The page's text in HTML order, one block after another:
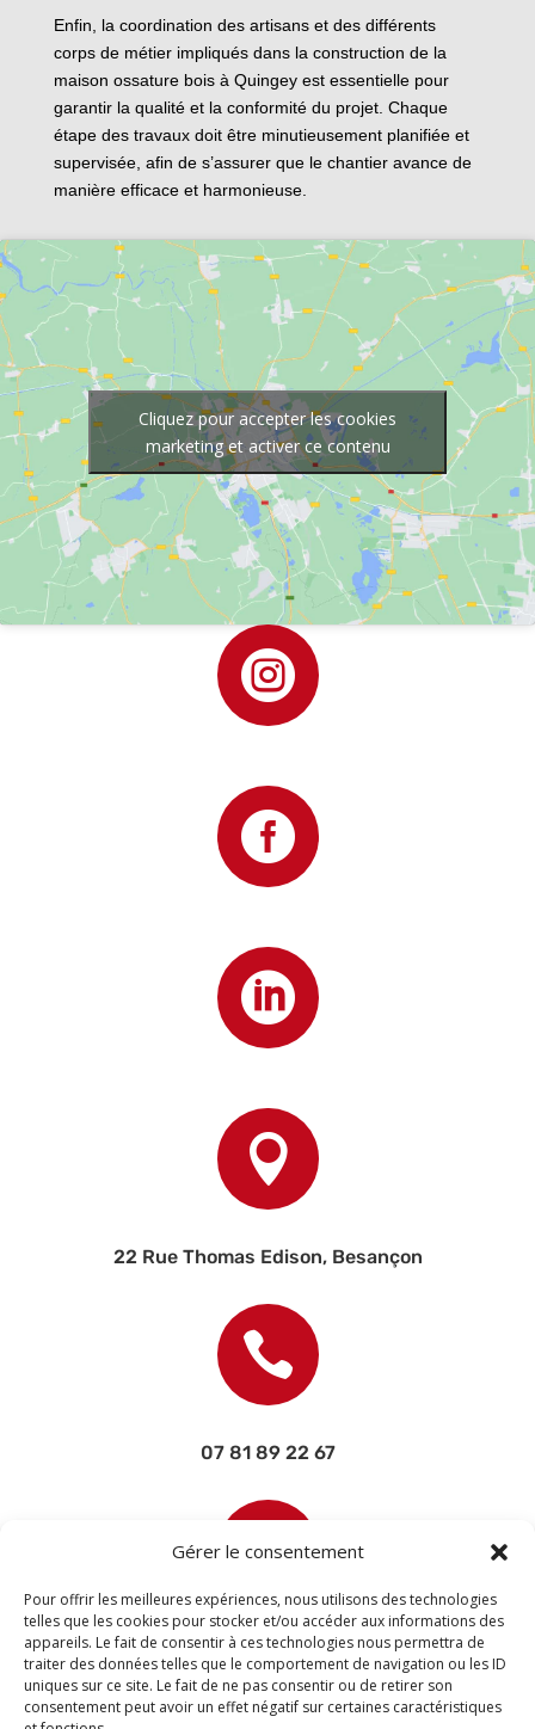
Gérer le consentement
Pour offrir les meilleures expériences, nous utilisons des technologies
telles que les cookies pour stocker et/ou accéder aux informations des
appareils. Le fait de consentir à ces technologies nous permettra de
traiter des données telles que le comportement de navigation ou les ID
uniques sur ce site. Le fait de ne pas consentir ou de retirer son
consentement peut avoir un effet négatif sur certaines caractéristiques
Enfin, la coordination des artisans et des différents
corps de métier impliqués dans la construction de la
maison ossature bois à Quingey est essentielle pour
garantir la qualité et la conformité du projet. Chaque
étape des travaux doit être minutieusement planifiée et
supervisée, afin de s’assurer que le chantier avance de
manière efficace et harmonieuse.
Cliquez pour accepter les cookies
marketing et activer ce contenu




22 Rue Thomas Edison, Besançon

07 81 89 22 67

contact@devisettravaux.fr